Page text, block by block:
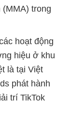
(MMA) trong
hoạt động
hiệu ở khu
là tại Việt
phát hành
trí TikTok